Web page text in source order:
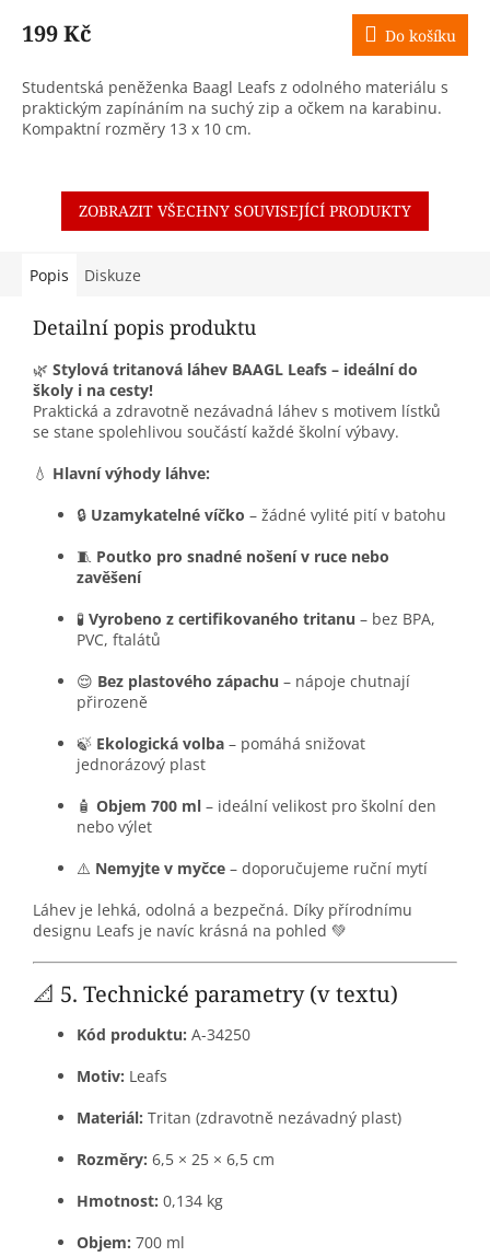
199 Kč Do košíku
Studentská peněženka Baagl Leafs z odolného materiálu s
praktickým zapínáním na suchý zip a očkem na karabinu.
Kompaktní rozměry 13 x 10 cm.
ZOBRAZIT VŠECHNY SOUVISEJÍCÍ PRODUKTY
Popis Diskuze
Detailní popis produktu
🌿 Stylová tritanová láhev BAAGL Leafs – ideální do
školy i na cesty!
Praktická a zdravotně nezávadná láhev s motivem lístků
se stane spolehlivou součástí každé školní výbavy.
💧 Hlavní výhody láhve:
🔒 Uzamykatelné víčko – žádné vylité pití v batohu
🧵 Poutko pro snadné nošení v ruce nebo
zavěšení
🧪 Vyrobeno z certifikovaného tritanu – bez BPA,
PVC, ftalátů
😌 Bez plastového zápachu – nápoje chutnají
přirozeně
🍃 Ekologická volba – pomáhá snižovat
jednorázový plast
🧴 Objem 700 ml – ideální velikost pro školní den
nebo výlet
⚠️ Nemyjte v myčce – doporučujeme ruční mytí
Láhev je lehká, odolná a bezpečná. Díky přírodnímu
designu Leafs je navíc krásná na pohled 💚
📐 5. Technické parametry (v textu)
Kód produktu: A-34250
Motiv: Leafs
Materiál: Tritan (zdravotně nezávadný plast)
Rozměry: 6,5 × 25 × 6,5 cm
Hmotnost: 0,134 kg
Objem: 700 ml